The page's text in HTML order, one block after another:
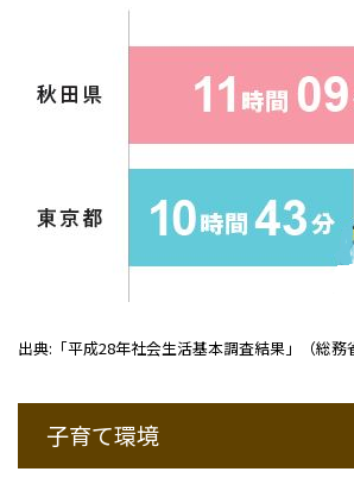
出典:「平成28年社会生活基本調査結果」（総
子育て環境